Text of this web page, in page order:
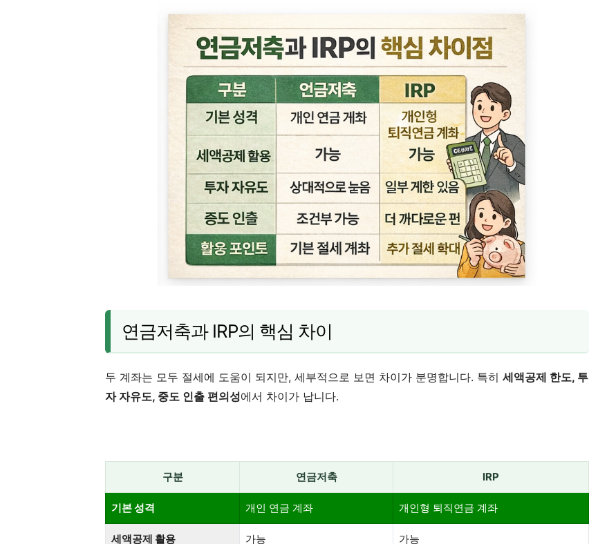
연금저축과 IRP의 핵심 차이
두 계좌는 모두 절세에 도움이 되지만, 세부적으로 보면 차이가 분명합니다. 특히 세액공제 한도, 투
자 자유도, 중도 인출 편의성에서 차이가 납니다.
구분 연금저축 IRP
기본 성격 개인 연금 계좌 개인형 퇴직연금 계좌
세액공제 활용 가능 가능